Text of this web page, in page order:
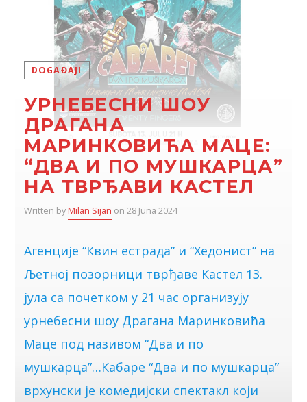
DOGAĐAJI
УРНЕБЕСНИ ШОУ
ДРАГАНА
МАРИНКОВИЋА МАЦЕ:
“ДВА И ПО МУШКАРЦА”
НА ТВРЂАВИ КАСТЕЛ
Written byMilan Sijan on 28 Juna 2024
Агенције “Квин естрада” и “Хедонист” на
Љетној позорници тврђаве Кастел 13.
јула са почетком у 21 час организују
урнебесни шоу Драгана Маринковића
Маце под називом “Два и по
мушкарца”…Кабаре “Два и по мушкарца”
врхунски је комедијски спектакл који